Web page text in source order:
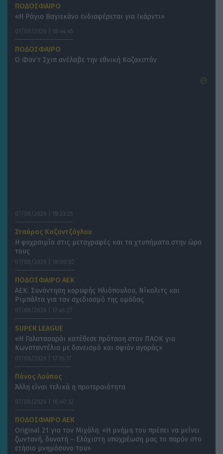
ΠΟΔΟΣΦΑΙΡΟ
«Η Ράγιο Βαγιεκάνο ενδιαφέρεται για Ικάρντι»
07/08/2026 | 18:44:45
ΠΟΔΟΣΦΑΙΡΟ
Ο Φαν’τ Σχιπ ανέλαβε την εθνική Καζακστάν
07/08/2026 | 18:23:25
Σταύρος Καζαντζόγλου
Η ψυχραιμία στις μεταγραφές και τα χτυπήματα στην ώρα
τους
07/08/2026 | 18:00:02
ΠΟΔΟΣΦΑΙΡΟ ΑΕΚ
ΑΕΚ: Συνάντηση κορυφής Ηλιόπουλου, Νίκολιτς και
Ριμπάλτα για τον σχεδιασμό της ομάδας
07/08/2026 | 17:46:27
SUPER LEAGUE
«Η Γαλατασαράι κατέθεσε πρόταση στον ΠΑΟΚ για
Κωνσταντέλια με δανεισμό και οψιόν αγοράς»
07/08/2026 | 17:16:17
Πάνος Λούπος
Άλλη είναι τελικά η προτεραιότητα
07/08/2026 | 16:40:32
ΠΟΔΟΣΦΑΙΡΟ ΑΕΚ
Original 21 για τον Μιχάλη: «Η μνήμη του πρέπει να μείνει
ζωντανή, δυνατή – Ελάχιστη υποχρέωση μας το παρόν στο
ετήσιο μνημόσυνο του»